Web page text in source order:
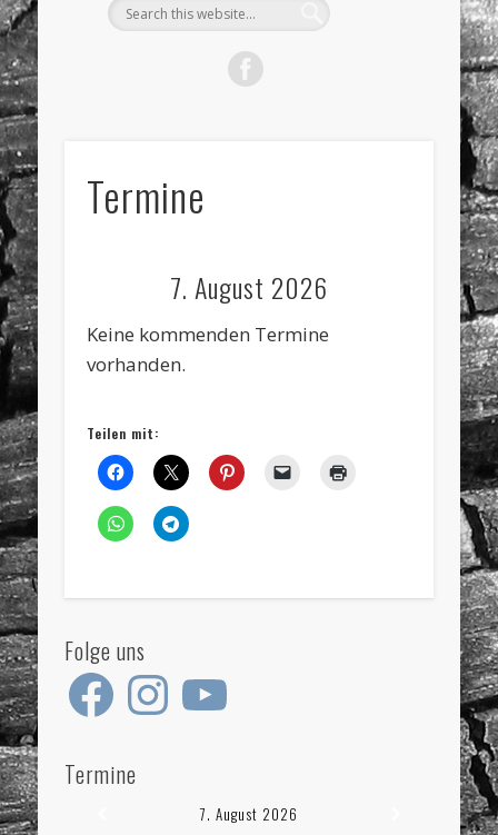
Termine
7. August 2026
Keine kommenden Termine
vorhanden.
Teilen mit:
Folge uns
Facebook Instagram
Termine
7. August 2026